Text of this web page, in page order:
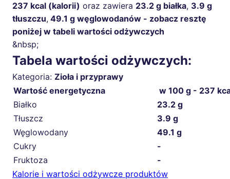
237 kcal (kalorii) oraz zawiera 23.2 g białka, 3.9 g
tłuszczu, 49.1 g węglowodanów - zobacz resztę
poniżej w tabeli wartości odżywczych
&nbsp;
Tabela wartości odżywczych:
Kategoria: Zioła i przyprawy
Wartość energetyczna
w 100 g - 237
Białko
23.2 g
Tłuszcz
3.9 g
Węglowodany
49.1 g
Cukry
-
Fruktoza
-
Kalorie i wartości odżywcze produktów